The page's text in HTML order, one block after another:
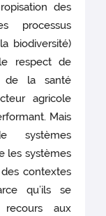
des
processus
biodiversité)
respect de
de la santé
agricole
Mais
systèmes
les systèmes
contextes
qu’ils se
aux